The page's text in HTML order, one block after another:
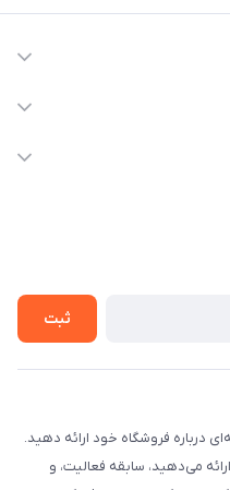
ثبت
درباره فروشگاه خود ارائه دهید.
می‌دهید، سابقه فعالیت، و